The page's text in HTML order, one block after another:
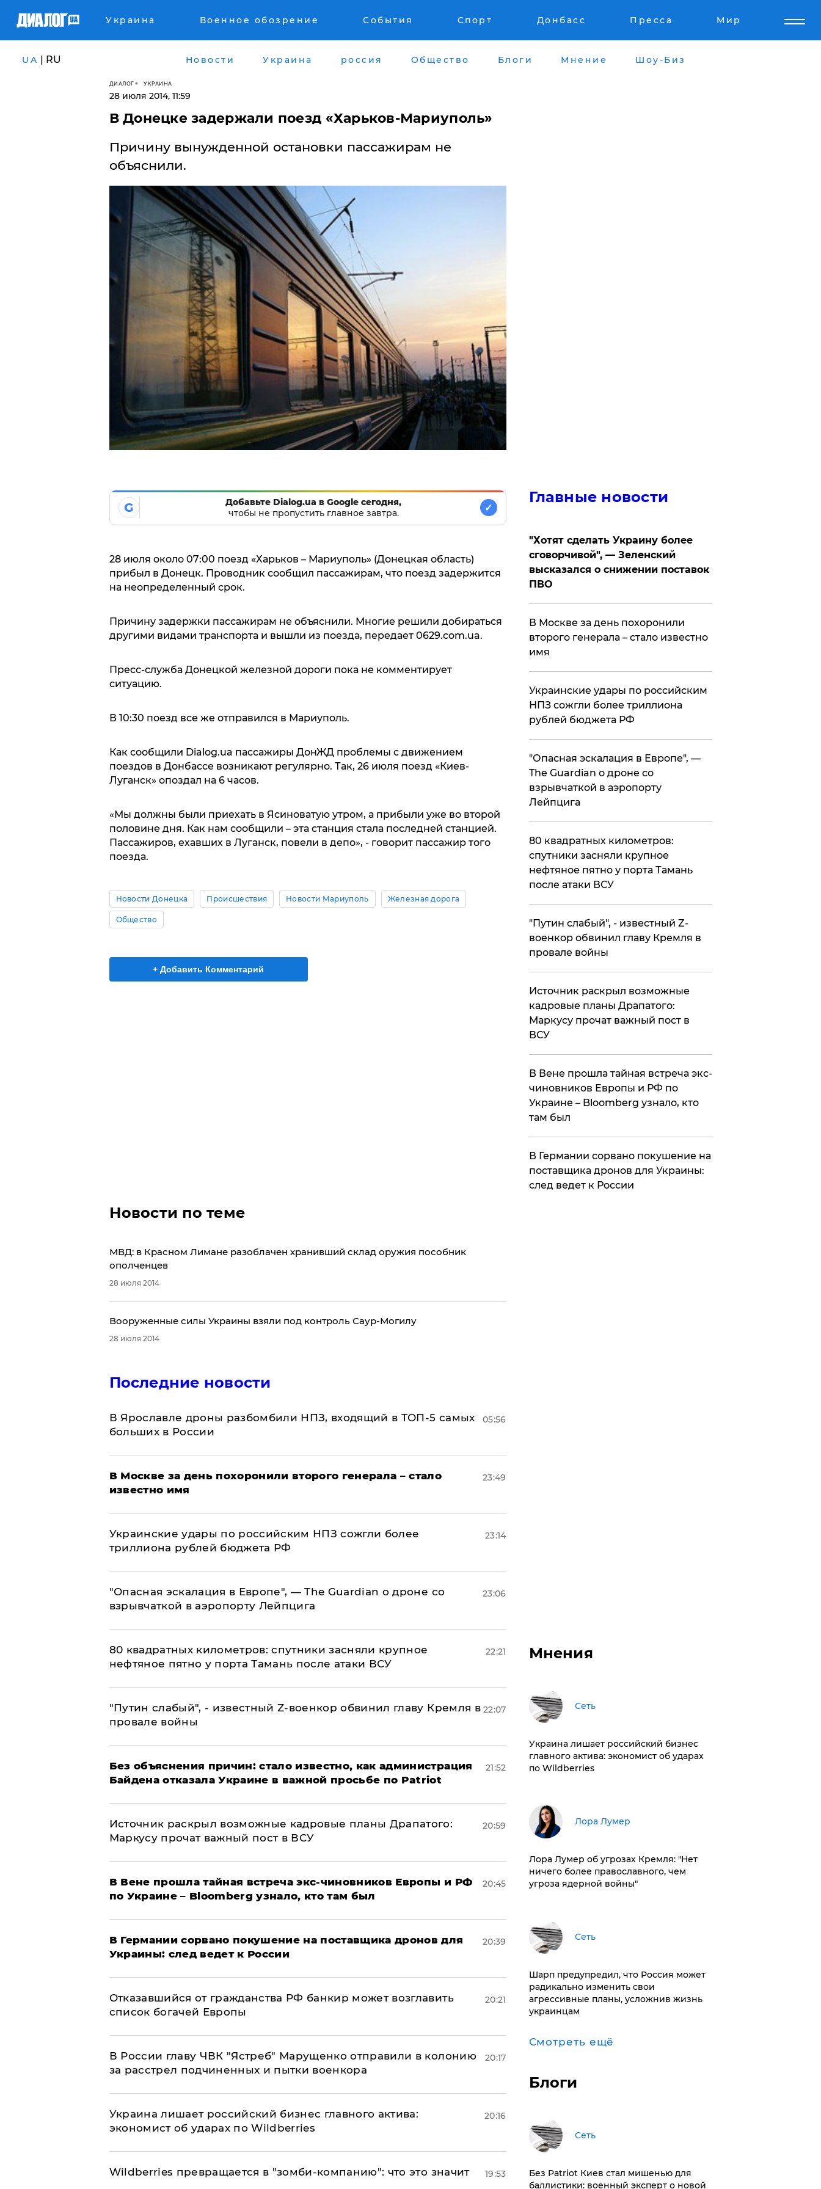
Украина Военное обозрение События Спорт Донбасс Пресса Мир
UA | RU Новости Украина россия Общество Блоги Мнение Шоу-Биз
ДИАЛОГ УКРАИНА
28 июля 2014, 11:59
​В Донецке задержали поезд «Харьков-Мариуполь»
Причину вынужденной остановки пассажирам не
объяснили.
G
Добавьте Dialog.ua в Google сегодня,
чтобы не пропустить главное завтра.
✓
28 июля около 07:00 поезд «Харьков – Мариуполь» (Донецкая область)
прибыл в Донецк. Проводник сообщил пассажирам, что поезд задержится
на неопределенный срок.
Причину задержки пассажирам не объяснили. Многие решили добираться
другими видами транспорта и вышли из поезда, передает 0629.com.ua.
Пресс-служба Донецкой железной дороги пока не комментирует
ситуацию.
В 10:30 поезд все же отправился в Мариуполь.
Как сообщили Dialog.ua пассажиры ДонЖД проблемы с движением
поездов в Донбассе возникают регулярно. Так, 26 июля поезд «Киев-
Луганск» опоздал на 6 часов.
«Мы должны были приехать в Ясиноватую утром, а прибыли уже во второй
половине дня. Как нам сообщили – эта станция стала последней станцией.
Пассажиров, ехавших в Луганск, повели в депо», - говорит пассажир того
поезда.
Новости Донецка Происшествия Новости Мариуполь Железная дорога
Общество
+ Добавить Комментарий
Новости по теме
МВД: в Красном Лимане разоблачен хранивший склад оружия пособник
ополченцев
28 июля 2014
​Вооруженные силы Украины взяли под контроль Саур-Могилу
28 июля 2014
Последние новости
В Ярославле дроны разбомбили НПЗ, входящий в ТОП-5 самых
больших в России
05:56
В Москве за день похоронили второго генерала – стало
известно имя
23:49
Украинские удары по российским НПЗ сожгли более
триллиона рублей бюджета РФ
23:14
"Опасная эскалация в Европе", — The Guardian о дроне со
взрывчаткой в аэропорту Лейпцига
23:06
80 квадратных километров: спутники засняли крупное
нефтяное пятно у порта Тамань после атаки ВСУ
22:21
​"Путин слабый", - известный Z-военкор обвинил главу Кремля в
провале войны
22:07
Без объяснения причин: стало известно, как администрация
Байдена отказала Украине в важной просьбе по Patriot
21:52
​Источник раскрыл возможные кадровые планы Драпатого:
Маркусу прочат важный пост в ВСУ
20:59
В Вене прошла тайная встреча экс-чиновников Европы и РФ
по Украине – Bloomberg узнало, кто там был
20:45
​В Германии сорвано покушение на поставщика дронов для
Украины: след ведет к России
20:39
Отказавшийся от гражданства РФ банкир может возглавить
список богачей Европы
20:21
В России главу ЧВК "Ястреб" Марущенко отправили в колонию
за расстрел подчиненных и пытки военкора
20:17
​Украина лишает российский бизнес главного актива:
экономист об ударах по Wildberries
20:16
Wildberries превращается в "зомби-компанию": что это значит 19:53
Главные новости
​"Хотят сделать Украину более
сговорчивой", — Зеленский
высказался о снижении поставок
ПВО
В Москве за день похоронили
второго генерала – стало известно
имя
Украинские удары по российским
НПЗ сожгли более триллиона
рублей бюджета РФ
"Опасная эскалация в Европе", —
The Guardian о дроне со
взрывчаткой в аэропорту
Лейпцига
80 квадратных километров:
спутники засняли крупное
нефтяное пятно у порта Тамань
после атаки ВСУ
​"Путин слабый", - известный Z-
военкор обвинил главу Кремля в
провале войны
​Источник раскрыл возможные
кадровые планы Драпатого:
Маркусу прочат важный пост в
ВСУ
В Вене прошла тайная встреча экс-
чиновников Европы и РФ по
Украине – Bloomberg узнало, кто
там был
​В Германии сорвано покушение на
поставщика дронов для Украины:
след ведет к России
Мнения
Сеть
​Украина лишает российский бизнес
главного актива: экономист об ударах
по Wildberries
​Лора Лумер
Лора Лумер об угрозах Кремля: "Нет
ничего более православного, чем
угроза ядерной войны"
Сеть
Шарп предупредил, что Россия может
радикально изменить свои
агрессивные планы, усложнив жизнь
украинцам
Смотреть ещё
Блоги
Сеть
​Без Patriot Киев стал мишенью для
баллистики: военный эксперт о новой